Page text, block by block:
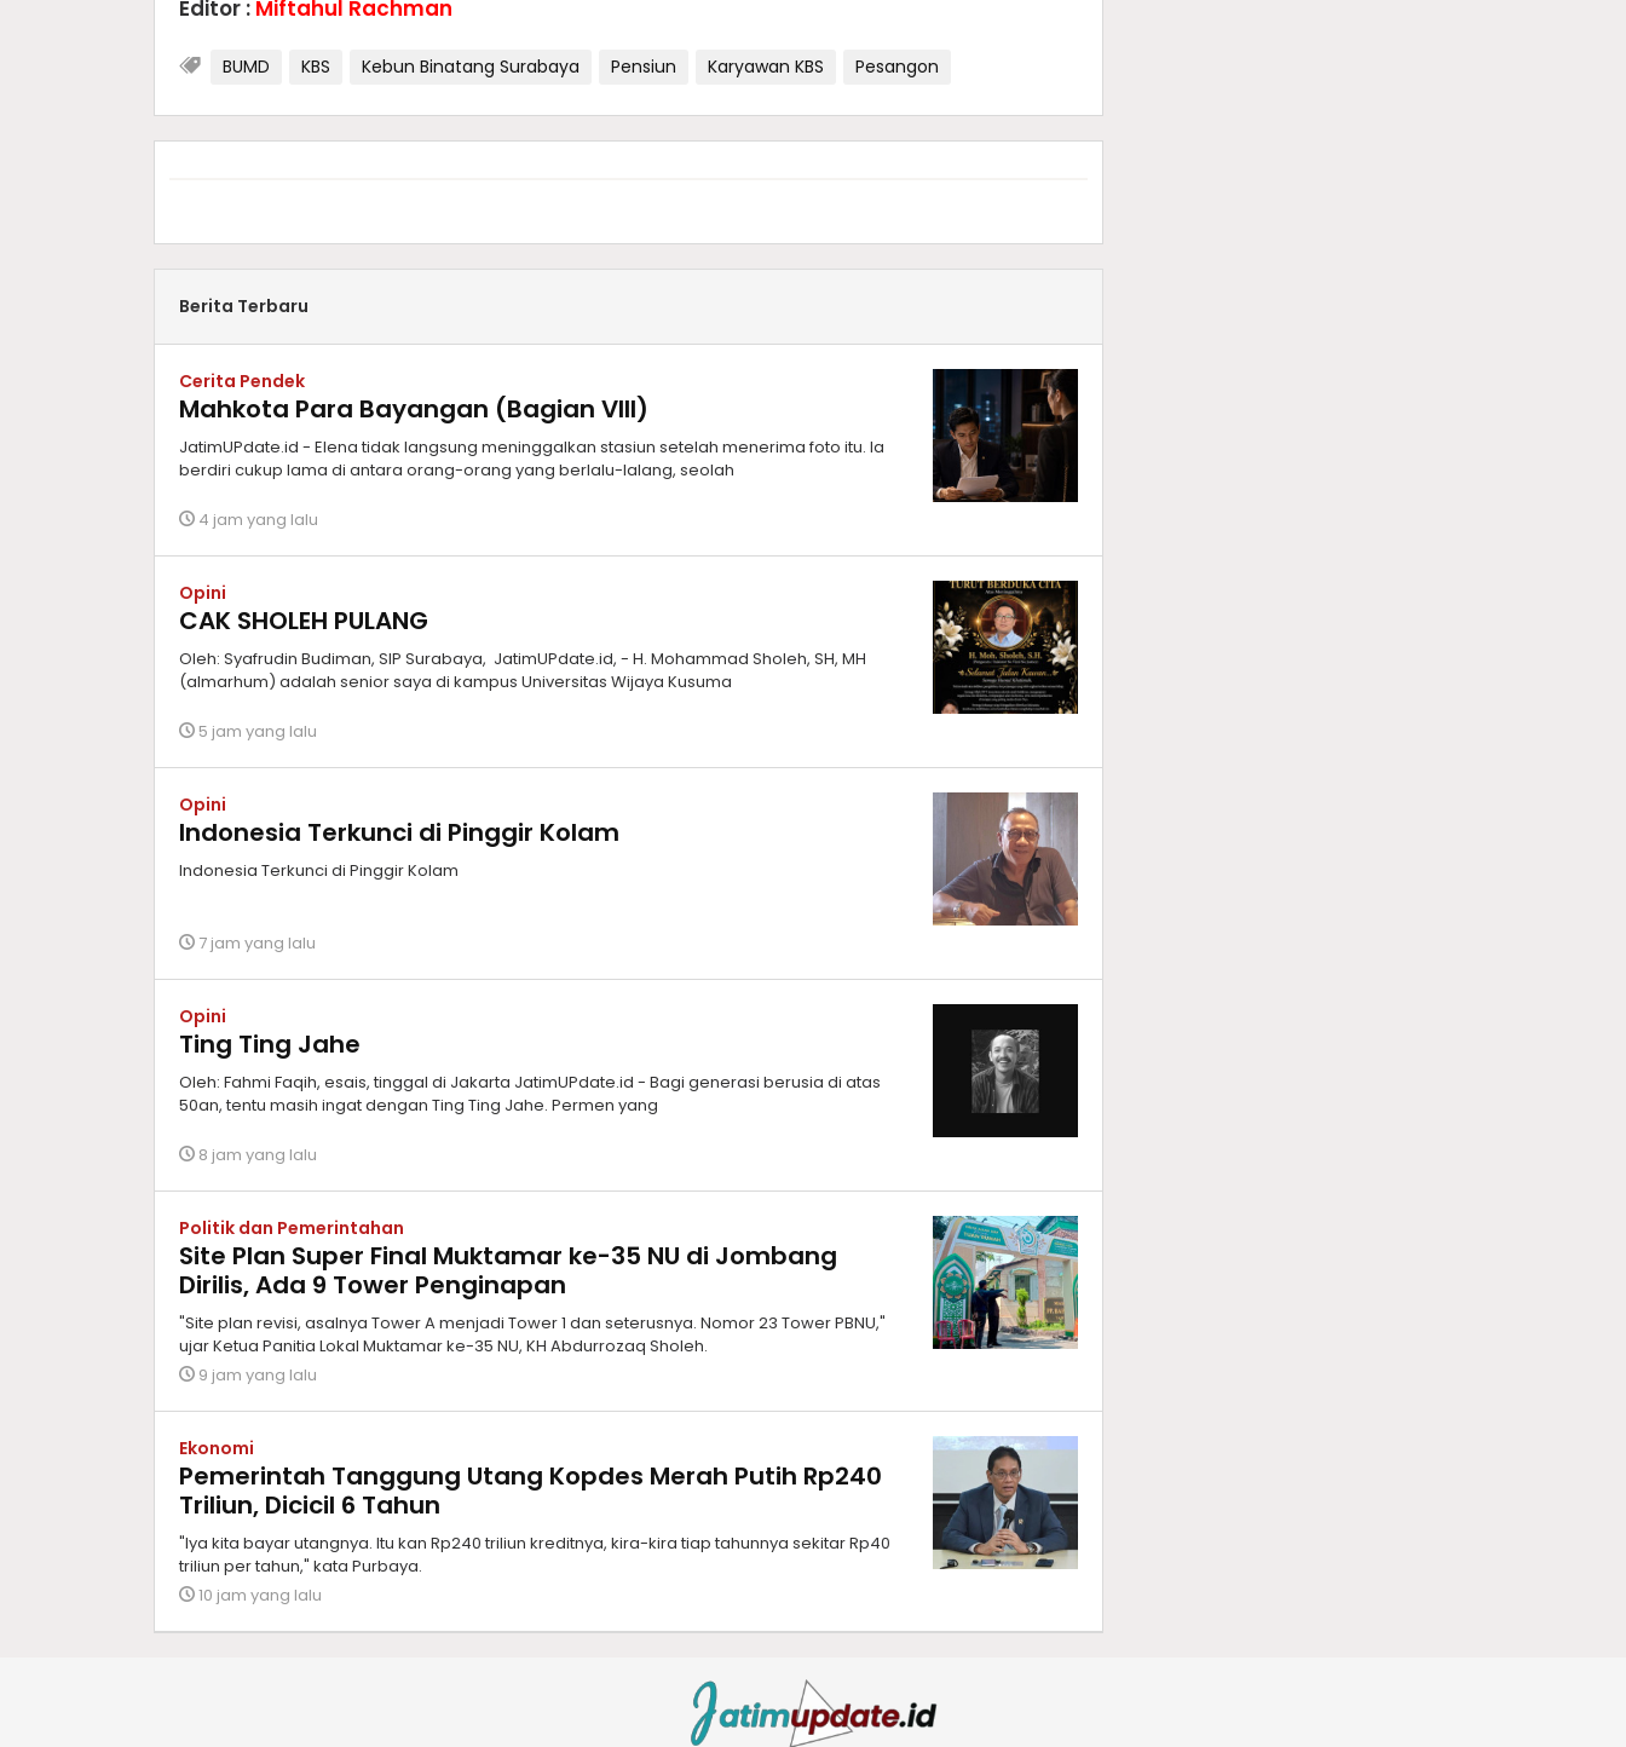
Editor : Miftahul Rachman
BUMD KBS Kebun Binatang Surabaya Pensiun Karyawan KBS Pesangon
Berita Terbaru
Cerita Pendek
Mahkota Para Bayangan (Bagian VIII)
JatimUPdate.id - Elena tidak langsung meninggalkan stasiun setelah menerima foto itu. Ia
berdiri cukup lama di antara orang-orang yang berlalu-lalang, seolah
4 jam yang lalu
Opini
CAK SHOLEH PULANG
Oleh: Syafrudin Budiman, SIP Surabaya, JatimUPdate.id, - H. Mohammad Sholeh, SH, MH
(almarhum) adalah senior saya di kampus Universitas Wijaya Kusuma
5 jam yang lalu
Opini
Indonesia Terkunci di Pinggir Kolam
Indonesia Terkunci di Pinggir Kolam
7 jam yang lalu
Opini
Ting Ting Jahe
Oleh: Fahmi Faqih, esais, tinggal di Jakarta JatimUPdate.id - Bagi generasi berusia di atas
50an, tentu masih ingat dengan Ting Ting Jahe. Permen yang
8 jam yang lalu
Politik dan Pemerintahan
Site Plan Super Final Muktamar ke-35 NU di Jombang
Dirilis, Ada 9 Tower Penginapan
"Site plan revisi, asalnya Tower A menjadi Tower 1 dan seterusnya. Nomor 23 Tower PBNU,"
ujar Ketua Panitia Lokal Muktamar ke-35 NU, KH Abdurrozaq Sholeh.
9 jam yang lalu
Ekonomi
Pemerintah Tanggung Utang Kopdes Merah Putih Rp240
Triliun, Dicicil 6 Tahun
"Iya kita bayar utangnya. Itu kan Rp240 triliun kreditnya, kira-kira tiap tahunnya sekitar Rp40
triliun per tahun," kata Purbaya.
10 jam yang lalu